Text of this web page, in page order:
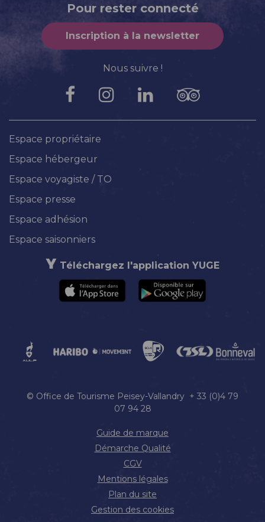
Pour rester connecté
Inscription à la newsletter
Nous suivre !
Espace propriétaire
Espace hébergeur
Espace voyagiste / TO
Espace presse
Espace adhésion
Espace saisonniers
Téléchargez l'application YUGE
© Office de Tourisme Peisey-Vallandry + 33 (0)4 79
07 94 28
Guide de marque
Démarche Qualité
CGV
Mentions légales
Plan du site
Gestion des cookies